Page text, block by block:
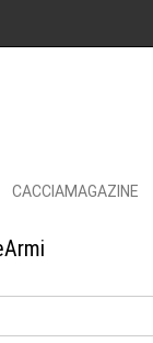
CACCIAMAGAZINE